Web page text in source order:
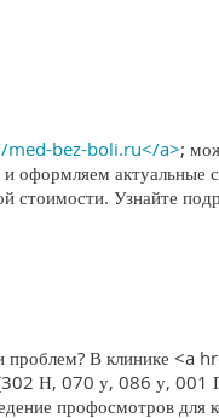
med-bez-boli.ru</a>;
оформляем
стоимости. Узнайте
проблем? В клинике
(302 Н, 070 у, 086 у,
профосмотров